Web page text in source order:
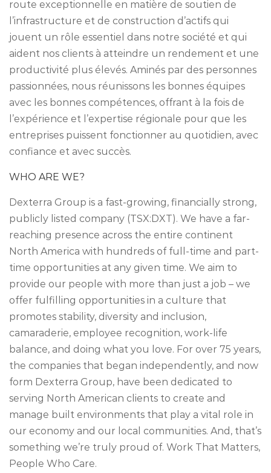
route exceptionnelle en matière de soutien de
l’infrastructure et de construction d’actifs qui
jouent un rôle essentiel dans notre société et qui
aident nos clients à atteindre un rendement et une
productivité plus élevés. Aminés par des personnes
passionnées, nous réunissons les bonnes équipes
avec les bonnes compétences, offrant à la fois de
l’expérience et l’expertise régionale pour que les
entreprises puissent fonctionner au quotidien, avec
confiance et avec succès.
WHO ARE WE?
Dexterra Group is a fast-growing, financially strong,
publicly listed company (TSX:DXT). We have a far-
reaching presence across the entire continent
North America with hundreds of full-time and part-
time opportunities at any given time. We aim to
provide our people with more than just a job – we
offer fulfilling opportunities in a culture that
promotes stability, diversity and inclusion,
camaraderie, employee recognition, work-life
balance, and doing what you love. For over 75 years,
the companies that began independently, and now
form Dexterra Group, have been dedicated to
serving North American clients to create and
manage built environments that play a vital role in
our economy and our local communities. And, that’s
something we’re truly proud of. Work That Matters,
People Who Care.